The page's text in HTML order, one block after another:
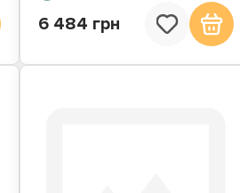
6 484 грн